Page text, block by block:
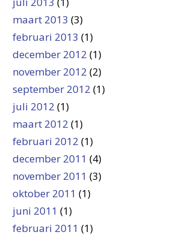
maart 2013 (3)
februari 2013 (1)
december 2012 (1)
november 2012 (2)
september 2012 (1)
juli 2012 (1)
maart 2012 (1)
februari 2012 (1)
december 2011 (4)
november 2011 (3)
oktober 2011 (1)
juni 2011 (1)
februari 2011 (1)